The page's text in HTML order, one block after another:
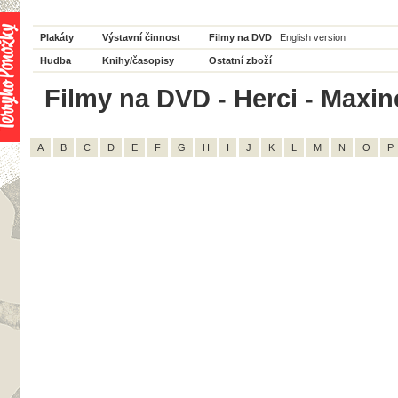
Plakáty Výstavní činnost Filmy na DVD English version
Hudba Knihy/časopisy Ostatní zboží
Filmy na DVD - Herci -
A B C D E F G H I J K L M N O P